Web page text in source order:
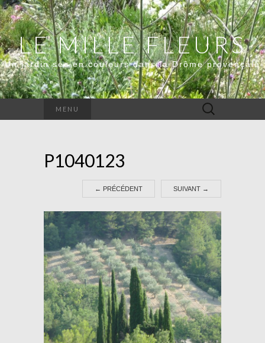
LE MILLE FLEURS
Un jardin sec en couleurs dans la Drôme provençale
MENU Rechercher :
P1040123
← PRÉCÉDENT SUIVANT →